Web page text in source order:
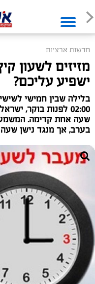
חדשות ארציות
ישפיע עליכם?
02:00 לפנות בוקר,
שעה אחת קדימה.
בערב, אך מנגד נישן